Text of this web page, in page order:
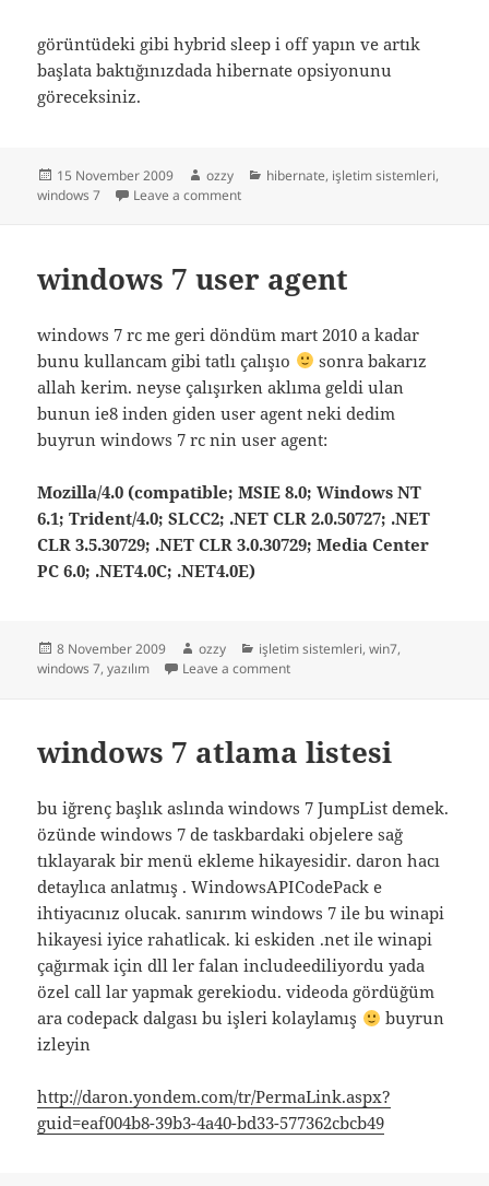
görüntüdeki gibi hybrid sleep i off yapın ve artık
başlata baktığınızdada hibernate opsiyonunu
göreceksiniz.
Posted
on
15 November 2009 Author
ozzy Categories
hibernate, işletim sistemleri,
windows 7
Leave a commenton windows 7 hibernate aktifleştirmek
windows 7 user agent
windows 7 rc me geri döndüm mart 2010 a kadar
bunu kullancam gibi tatlı çalışıo
sonra bakarız
allah kerim. neyse çalışırken aklıma geldi ulan
bunun ie8 inden giden user agent neki dedim
buyrun windows 7 rc nin user agent:
Mozilla/4.0 (compatible; MSIE 8.0; Windows NT
6.1; Trident/4.0; SLCC2; .NET CLR 2.0.50727; .NET
CLR 3.5.30729; .NET CLR 3.0.30729; Media Center
PC 6.0; .NET4.0C; .NET4.0E)
Posted
on
8 November 2009 Author
ozzy Categories
işletim sistemleri,win7,
windows 7,yazılım Leave a commenton windows 7 user agent
windows 7 atlama listesi
bu iğrenç başlık aslında windows 7 JumpList demek.
özünde windows 7 de taskbardaki objelere sağ
tıklayarak bir menü ekleme hikayesidir. daron hacı
detaylıca anlatmış . WindowsAPICodePack e
ihtiyacınız olucak. sanırım windows 7 ile bu winapi
hikayesi iyice rahatlicak. ki eskiden .net ile winapi
çağırmak için dll ler falan includeediliyordu yada
özel call lar yapmak gerekiodu. videoda gördüğüm
ara codepack dalgası bu işleri kolaylamış
buyrun
izleyin
http://daron.yondem.com/tr/PermaLink.aspx?
guid=eaf004b8-39b3-4a40-bd33-577362cbcb49